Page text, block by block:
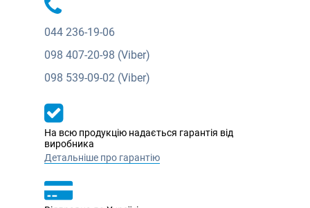
044 236-19-06
098 407-20-98 (Viber)
098 539-09-02 (Viber)
На всю продукцію надається гарантія від
виробника
Детальніше про гарантію